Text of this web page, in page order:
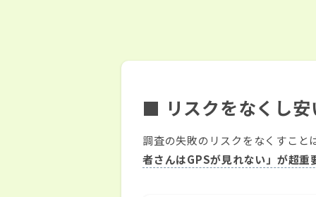
■ リスクをなくし安
調査の失敗のリスクをなくすこと
者さんはGPSが見れない」が超重